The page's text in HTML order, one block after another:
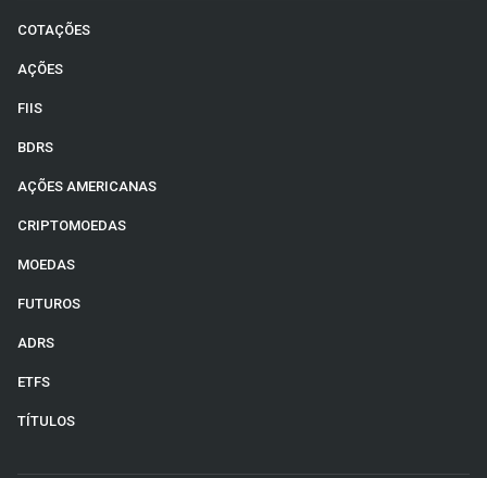
COTAÇÕES
AÇÕES
FIIS
BDRS
AÇÕES AMERICANAS
CRIPTOMOEDAS
MOEDAS
FUTUROS
ADRS
ETFS
TÍTULOS